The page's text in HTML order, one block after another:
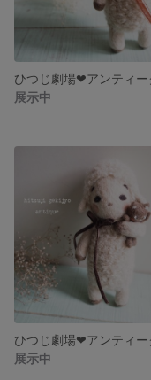
展示中
展示中